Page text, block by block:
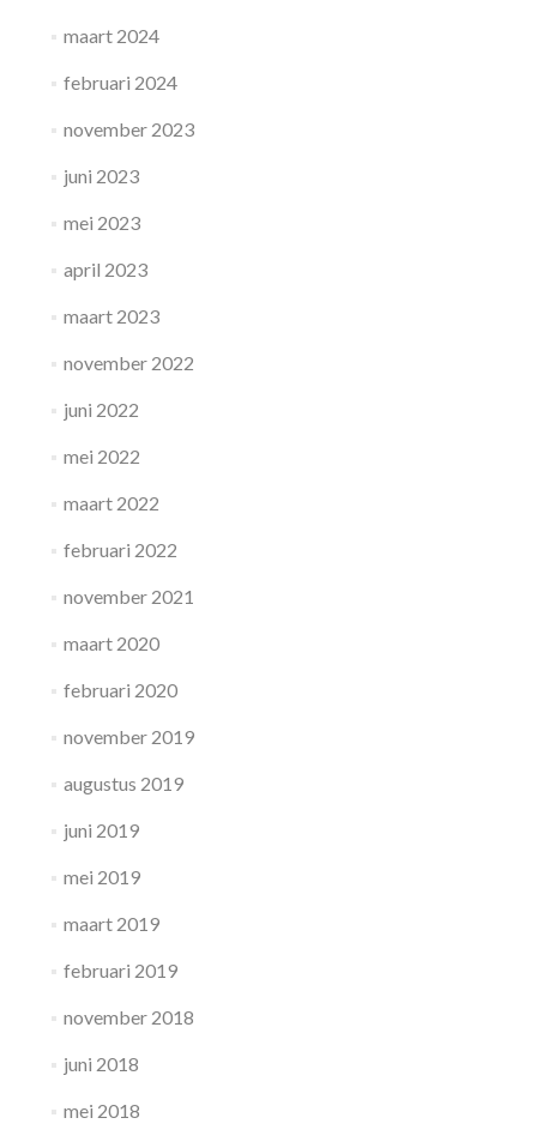
maart 2024
februari 2024
november 2023
juni 2023
mei 2023
april 2023
maart 2023
november 2022
juni 2022
mei 2022
maart 2022
februari 2022
november 2021
maart 2020
februari 2020
november 2019
augustus 2019
juni 2019
mei 2019
maart 2019
februari 2019
november 2018
juni 2018
mei 2018